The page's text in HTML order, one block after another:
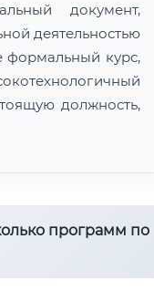
документ,
деятельностью
формальный курс,
должность,
программ по